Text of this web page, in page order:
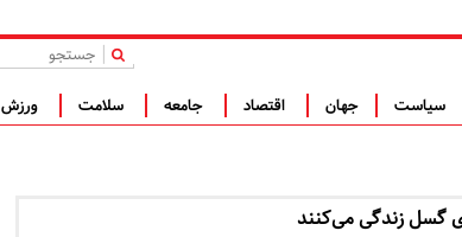
|
سیاست جهان اقتصاد جامعه سلامت ورزش